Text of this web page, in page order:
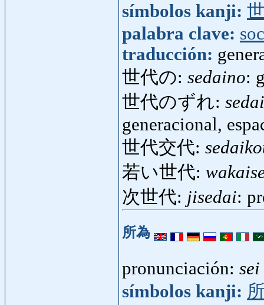
símbolos kanji:
palabra clave:
traducción:
世代の: sedaino:
世代のずれ:
generacional,
世代交代:
若い世代:
次世代: jisedai:
所為
pronunciación: sei
símbolos kanji: